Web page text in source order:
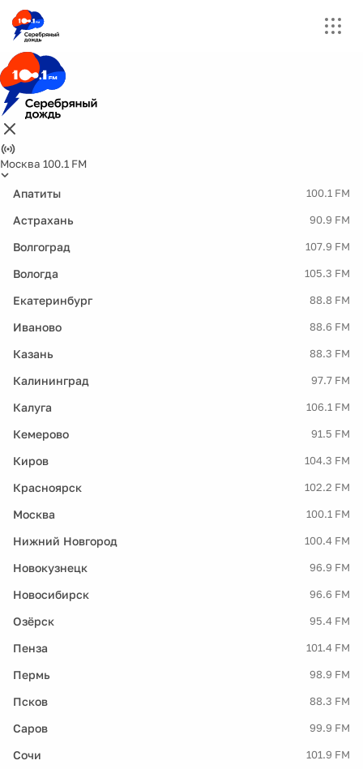
Москва 100.1 FM
Апатиты 100.1 FM
Астрахань 90.9 FM
Волгоград 107.9 FM
Вологда 105.3 FM
Екатеринбург 88.8 FM
Иваново 88.6 FM
Казань 88.3 FM
Калининград 97.7 FM
Калуга 106.1 FM
Кемерово 91.5 FM
Киров 104.3 FM
Красноярск 102.2 FM
Москва 100.1 FM
Нижний Новгород 100.4 FM
Новокузнецк 96.9 FM
Новосибирск 96.6 FM
Озёрск 95.4 FM
Пенза 101.4 FM
Пермь 98.9 FM
Псков 88.3 FM
Саров 99.9 FM
Сочи 101.9 FM